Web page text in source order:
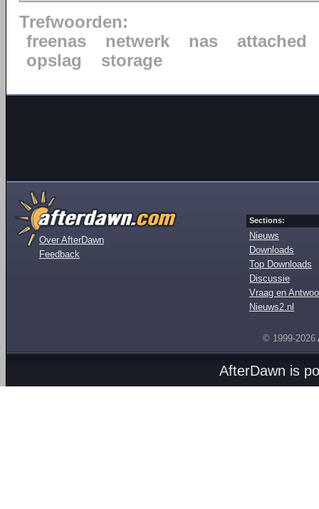
Trefwoorden:
freenas
netwerk nas
attached
opslag
storage
Over AfterDawn
Feedback
Sections:
Nieuws
Downloads
Top Downloads
Discussie
Vraag en
Nieuws2.nl
© 1999-2026
AfterDawn is